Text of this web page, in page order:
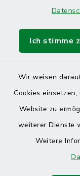
Ich stimme
Wir weisen
Cookies
Website zu
weiterer Dienste
Weitere